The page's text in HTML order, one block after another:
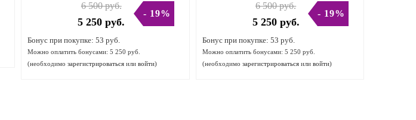
6 500 руб.
5 250 руб.
- 19%
Бонус при покупке: 53 руб.
Можно оплатить бонусами: 5 250 руб.
(необходимо зарегистрироваться или войти)
6 500 руб.
5 250 руб.
- 19%
Бонус при покупке: 53 руб.
Можно оплатить бонусами: 5 250 руб.
(необходимо зарегистрироватьсяили войти)